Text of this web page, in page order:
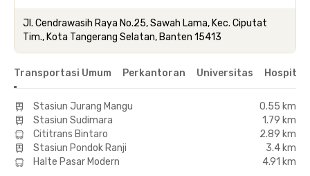
Jl. Cendrawasih Raya No.25, Sawah Lama, Kec. Ciputat
Tim., Kota Tangerang Selatan, Banten 15413
Transportasi Umum Perkantoran Universitas Hospital
Stasiun Jurang Mangu
0.55 km
Stasiun Sudimara
1.79 km
Cititrans Bintaro
2.89 km
Stasiun Pondok Ranji
3.4 km
Halte Pasar Modern
4.91 km